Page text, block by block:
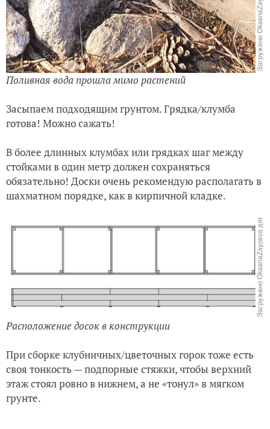
Поливная вода прошла мимо растений
Засыпаем подходящим грунтом. Грядка/клумба
готова! Можно сажать!
В более длинных клумбах или грядках шаг между
стойками в один метр должен сохраняться
обязательно! Доски очень рекомендую располагать в
шахматном порядке, как в кирпичной кладке.
Расположение досок в конструкции
При сборке клубничных/цветочных горок тоже есть
своя тонкость — подпорные стяжки, чтобы верхний
этаж стоял ровно в нижнем, а не «тонул» в мягком
грунте.